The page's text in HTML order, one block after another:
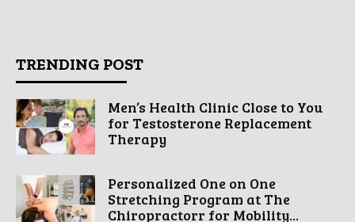
TRENDING POST
Men’s Health Clinic Close to You
for Testosterone Replacement
Therapy
Personalized One on One
Stretching Program at The
Chiropractorr for Mobility...